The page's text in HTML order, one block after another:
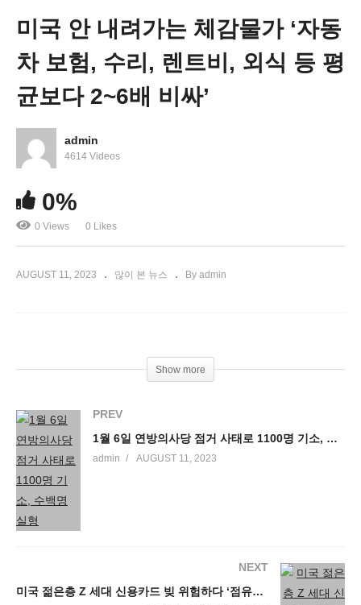
새 마브니 미군모병 인기 ‘영주권자 훈련소에서 미국
시민권’
미국 안 내려가는 체감물가 ‘자동
차 보험, 수리, 렌트비, 외식 등 평
균보다 2~6배 비싸’
admin
4614 Videos
0%
0 Views 0 Likes
AUGUST 11, 2023 많이 본 뉴스 By admin
Show more
PREV
1월 6일 연방의사당 점거 사태로 1100명 기소, 수백명 실형
admin AUGUST 11, 2023
NEXT
미국 젊은층 Z 세대 신용카드 빚 위험하다 ‘점유율 30%, 카드빚 52% 급증’